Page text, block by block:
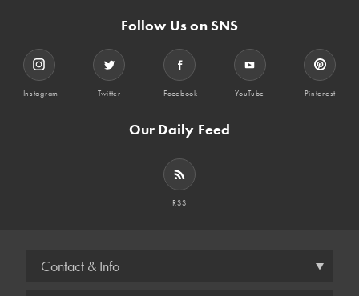
Follow Us on SNS
Instagram Twitter Facebook YouTube Pinterest
Our Daily Feed
RSS
Contact & Info